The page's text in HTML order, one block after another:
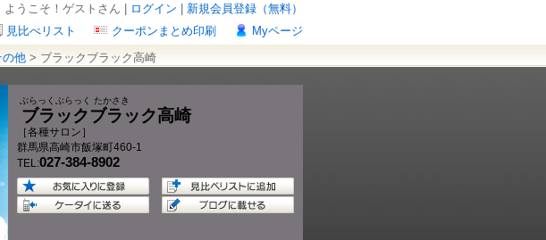
新規会員登録（無料）
ログイン
ようこそ！ゲストさん |
Myページ
クーポンまとめ印刷
見比べリスト
の他 > ブラックブラック高崎
ぶらっくぶらっく たかさき
ブラックブラック高崎
［各種サロン］
群馬県高崎市飯塚町460-1
TEL:027-384-8902